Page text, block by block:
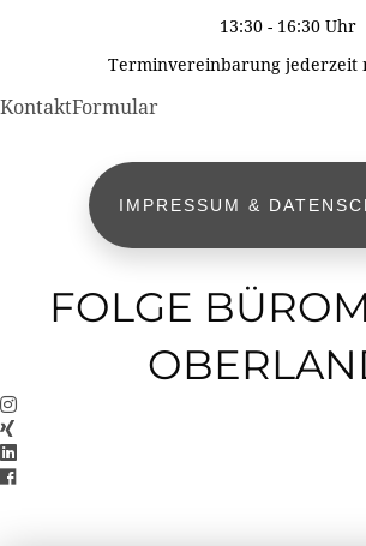
13:30 - 16:30 Uhr
Terminvereinbarung jederzeit
KontaktFormular
IMPRESSUM &
FOLGE